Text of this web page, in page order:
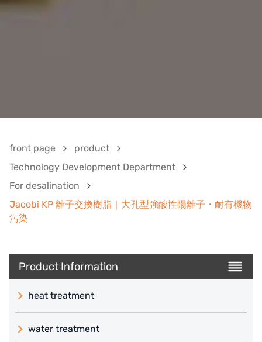
front page
product
Technology Development Department
For desalination
Jacobi KP 離子交換樹脂｜大孔型強酸性陽離子・耐有機物
污染
Product Information
heat treatment
water treatment